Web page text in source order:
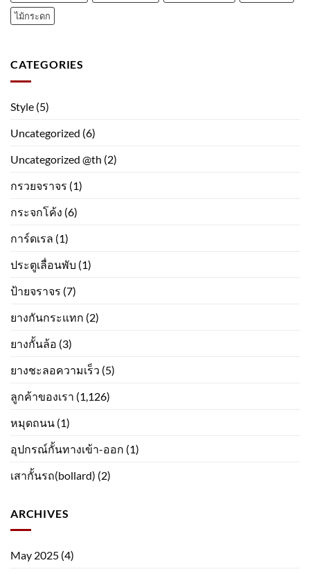
ไม้กระดก
CATEGORIES
Style (5)
Uncategorized (6)
Uncategorized @th (2)
กรวยจราจร (1)
กระจกโค้ง (6)
การ์ดเรล (1)
ประตูเลื่อนพับ (1)
ป้ายจราจร (7)
ยางกันกระแทก (2)
ยางกั้นล้อ (3)
ยางชะลอความเร็ว (5)
ลูกค้าของเรา (1,126)
หมุดถนน (1)
อุปกรณ์กั้นทางเข้า-ออก (1)
เสากั้นรถ(bollard) (2)
ARCHIVES
May 2025 (4)